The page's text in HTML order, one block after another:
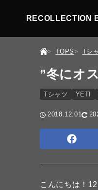
RECOLLECTION
TOPS Tシ
”冬にオ
Tシャツ YETI
2018.12.01
こんにちは！